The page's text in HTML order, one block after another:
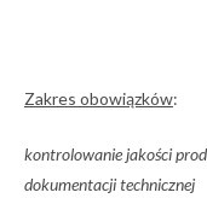
Zakres obowiązków:
kontrolowanie jakości
dokumentacji technicznej